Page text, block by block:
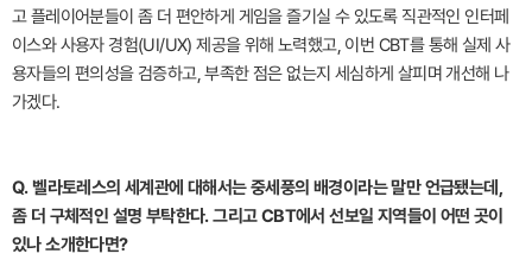
고 플레이어분들이 좀 더 편안하게 게임을 즐기실 수 있도록 직관적인 인터페
이스와 사용자 경험(UI/UX) 제공을 위해 노력했고, 이번 CBT를 통해 실제 사
용자들의 편의성을 검증하고, 부족한 점은 없는지 세심하게 살피며 개선해 나
가겠다.
Q. 벨라토레스의 세계관에 대해서는 중세풍의 배경이라는 말만 언급됐는데,
좀 더 구체적인 설명 부탁한다. 그리고 CBT에서 선보일 지역들이 어떤 곳이
있나 소개한다면?